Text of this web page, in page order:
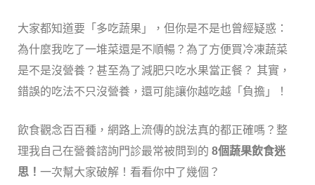
大家都知道要「多吃蔬果」，但你是不是也曾經疑惑：
為什麼我吃了一堆菜還是不順暢？為了方便買冷凍蔬菜
是不是沒營養？甚至為了減肥只吃水果當正餐？ 其實，
錯誤的吃法不只沒營養，還可能讓你越吃越「負擔」！
飲食觀念百百種，網路上流傳的說法真的都正確嗎？整
理我自己在營養諮詢門診最常被問到的 8個蔬果飲食迷
思！ 一次幫大家破解！看看你中了幾個？